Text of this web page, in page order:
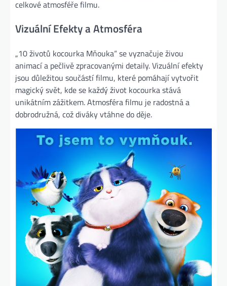
celkové atmosféře filmu.
Vizuální Efekty a Atmosféra
„10 životů kocourka Mňouka“ se vyznačuje živou
animací a pečlivě zpracovanými detaily. Vizuální efekty
jsou důležitou součástí filmu, které pomáhají vytvořit
magický svět, kde se každý život kocourka stává
unikátním zážitkem. Atmosféra filmu je radostná a
dobrodružná, což diváky vtáhne do děje.